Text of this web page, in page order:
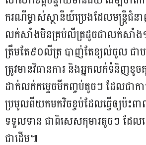
ករណីម្ចាស់ស្ថានីយ៍ប្រេងដែលមន្ត្រីជំ
លក់សាំងមិនគ្រប់លីត្រដូចជាលក់សាំង
ត្រឹមតែ៩០លីត្រ បាញ់តែខ្យល់ចូល ជ
ត្រូវមានវិធានការ និងអ្នកលក់ទំនិញខូ
ដាក់លក់កម្ទេចមីកញ្ចប់តូចៗ ដែល
ប្រមូលពីយកមកវិចខ្ចប់ដែលធ្វើឲ្យប៉ះព
ទទួលទាន ជាពិសេសកុមារតូចៗ ដែល
ជាដើម៕